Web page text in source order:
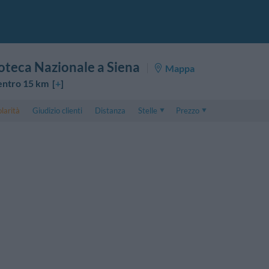
Nazionale a Siena
Mappa
15 km [+]
Giudizio clienti Distanza
Stelle
Prezzo